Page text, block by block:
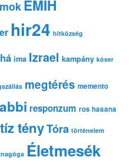
EMIH
hir24 hitközség
ima Izrael kampány kóser
megtérés memento
responzum ros hasana
tíz tényTóra történelem
Életmesék